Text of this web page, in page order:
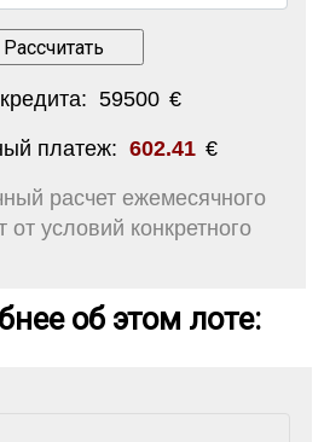
59500 €
платеж: 602.41 €
расчет ежемесячного
от условий конкретного
об этом лоте: